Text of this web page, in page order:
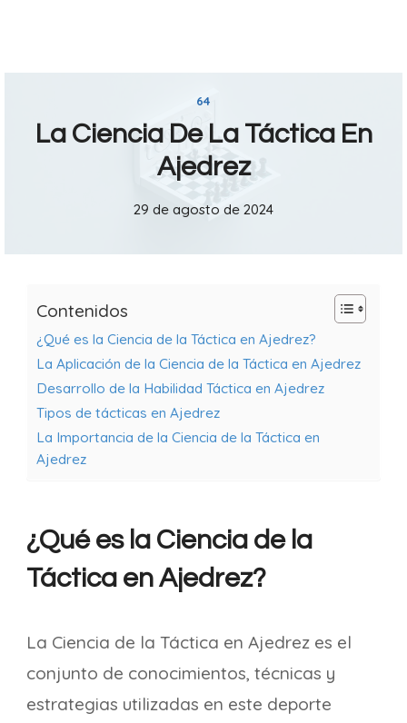
64
La Ciencia De La Táctica En
Ajedrez
29 de agosto de 2024
Contenidos
¿Qué es la Ciencia de la Táctica en Ajedrez?
La Aplicación de la Ciencia de la Táctica en Ajedrez
Desarrollo de la Habilidad Táctica en Ajedrez
Tipos de tácticas en Ajedrez
La Importancia de la Ciencia de la Táctica en
Ajedrez
¿Qué es la Ciencia de la
Táctica en Ajedrez?
La Ciencia de la Táctica en Ajedrez es el
conjunto de conocimientos, técnicas y
estrategias utilizadas en este deporte